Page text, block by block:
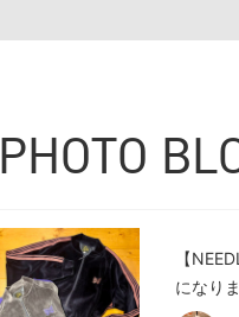
PHOTO
【
になり